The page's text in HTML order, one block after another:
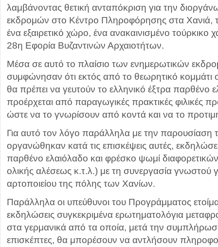
λαμβάνοντας θετική ανταπόκριση για την
εκδρομών στο Κέντρο Πληροφόρησης στα Χανιά,
ένα εξαιρετικό χώρο, ένα ανακαινισμένο τούρκικο
28η Εφορία Βυζαντινών Αρχαιοτήτων.
Μέσα σε αυτό το πλαίσιο των ενημερωτικών
συμφώνησαν ότι εκτός από το θεωρητικό κομμάτι
θα πρέπει να γευτούν το ελληνικό έξτρα παρθένο
προέρχεται από παραγωγικές πρακτικές φιλικές
ώστε να το γνωρίσουν από κοντά και να το
Για αυτό τον λόγο παράλληλα με την παρουσίαση
οργανώθηκαν κατά τις επισκέψεις αυτές,
παρθένο ελαιόλαδο και φρέσκο ψωμί
ολικής αλέσεως κ.τ.λ.) με τη συνεργασία γνωστού
αρτοποιείου της πόλης των Χανίων.
Παράλληλα οι υπεύθυνοι του Προγράμματος
εκδηλώσεις συγκεκριμένα ερωτηματολόγια
στα γερμανικά από τα οποία, μετά την
επισκέπτες, θα μπορέσουν να αντλήσουν